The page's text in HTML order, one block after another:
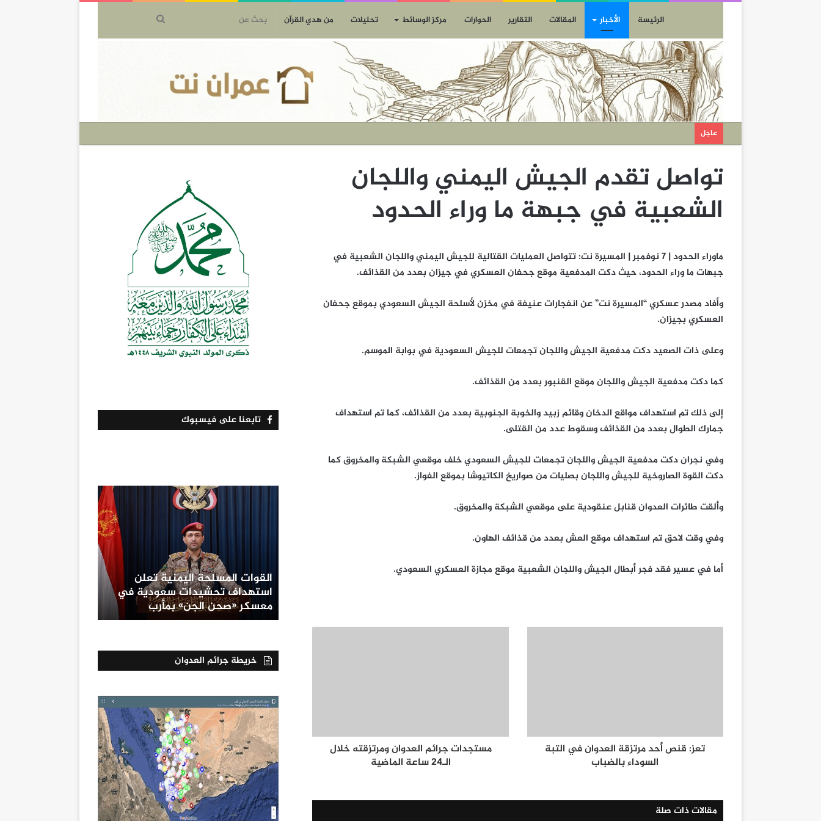
الرئيسة الأخبار المقالات التقارير الحوارات مركز الوسائط تحليلات من هدي القرآن
عاجل
تواصل تقدم الجيش اليمني واللجان
الشعبية في جبهة ما وراء الحدود
ماوراء الحدود | 7 نوفمبر | المسيرة نت: تتواصل العمليات القتالية للجيش اليمني واللجان الشعبية في
جبهات ما وراء الحدود، حيث دكت المدفعية موقع جحفان العسكري في جيزان بعدد من القذائف.
وأفاد مصدر عسكري “المسيرة نت” عن انفجارات عنيفة في مخزن لأسلحة الجيش السعودي بموقع جحفان
العسكري بجيزان.
وعلى ذات الصعيد دكت مدفعية الجيش واللجان تجمعات للجيش السعودية في بوابة الموسم.
كما دكت مدفعية الجيش واللجان موقع القنبور بعدد من القذائف.
إلى ذلك تم استهداف مواقع الدخان وقائم زبيد والخوبة الجنوبية بعدد من القذائف، كما تم استهداف
جمارك الطوال بعدد من القذائف وسقوط عدد من القتلى.
وفي نجران دكت مدفعية الجيش واللجان تجمعات للجيش السعودي خلف موقعي الشبكة والمخروق كما
دكت القوة الصاروخية للجيش واللجان بصليات من صواريخ الكاتيوشا بموقع الفواز.
وألقت طائرات العدوان قنابل عنقودية على موقعي الشبكة والمخروق.
وفي وقت لاحق تم استهداف موقع العش بعدد من قذائف الهاون.
أما في عسير فقد فجر أبطال الجيش واللجان الشعبية موقع مجازة العسكري السعودي.
تعز: قنص أحد مرتزقة العدوان في التبة
السوداء بالضباب
مستجدات جرائم العدوان ومرتزقته خلال
الـ24 ساعة الماضية
مقالات ذات صلة
تابعنا على فيسبوك
القوات المسلحة اليمنية تعلن
استهداف تحشيدات سعودية في
معسكر «صحن الجن» بمأرب
خريطة جرائم العدوان